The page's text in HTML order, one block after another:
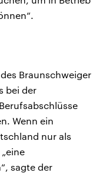
Braunschweiger
bei der
Wenn ein
nur als
sagte der